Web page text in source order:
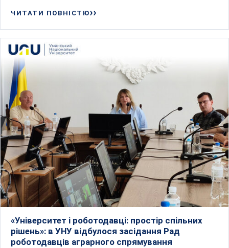
ЧИТАТИ ПОВНІСТЮ
«Університет і роботодавці: простір спільних
рішень»: в УНУ відбулося засідання Рад
роботодавців аграрного спрямування